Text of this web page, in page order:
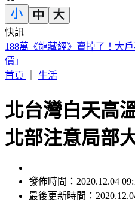
快訊
遠見天下創辦人高希均90歲辭
認同
首頁
生活
北台灣白天高
北部注意局部
發佈時間：2020.12.04
最後更新時間：